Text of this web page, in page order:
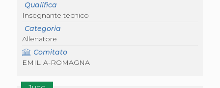
Corsi Preparatore Fisico
Edutraining class - Didattica infantile
Sportello Fiscale
Qualifica
Insegnante tecnico
Categoria
Allenatore
Comitato
EMILIA-ROMAGNA